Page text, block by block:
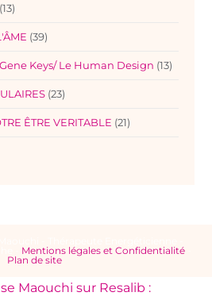
(13)
(39)
Keys/ Le Human Design (13)
(23)
ÊTRE VERITABLE (21)
Mentions légales et Confidentialité-
Plan de site
Maouchi sur Resalib :